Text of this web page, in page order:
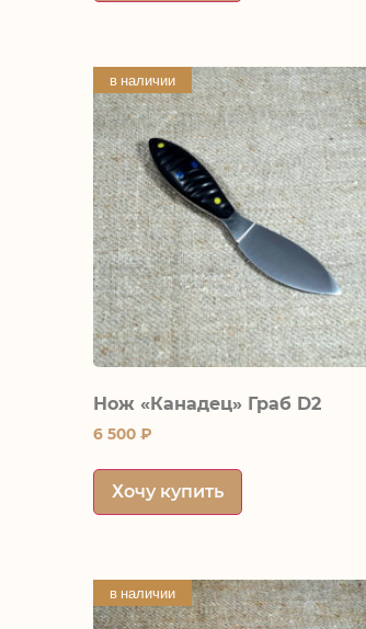
в наличии
Нож «Канадец» Граб D2
6 500 ₽
Хочу купить
в наличии